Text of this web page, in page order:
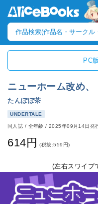
PC
ニューホーム改め、
たんぽぽ茶
UNDERTALE
同人誌 / 全年齢/2025年09月14日発
614円 (税抜:559円)
(左右スワイプ